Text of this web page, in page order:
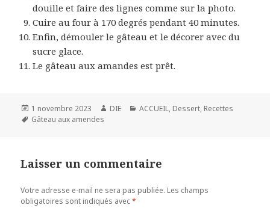
douille et faire des lignes comme sur la photo.
Cuire au four à 170 degrés pendant 40 minutes.
Enfin, démouler le gâteau et le décorer avec du
sucre glace.
Le gâteau aux amandes est prêt.
Publié
le
1 novembre 2023 Auteur
DIE Catégories
ACCUEIL, Dessert, Recettes
Mots-
Gâteau aux amendes
Laisser un commentaire
Votre adresse e-mail ne sera pas publiée. Les champs
obligatoires sont indiqués avec*